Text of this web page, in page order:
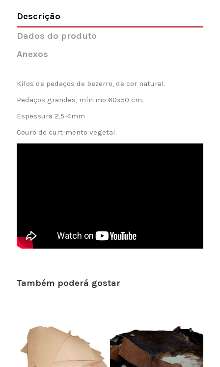
Descrição
Dados do produto
Anexos
Kilos de pedaços de bezerro, de cor natural.
Pedaços grandes, mínimo 60x50 cm.
Espessura 2,5-4mm
Couro de curtimento vegetal.
Também poderá gostar